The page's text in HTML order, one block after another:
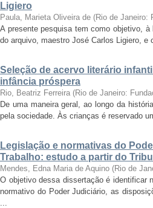
Ligiero
Paula, Marieta Oliveira de (Rio de Janeiro:
A presente pesquisa tem como objetivo,
do arquivo, maestro José Carlos Ligiero,
Seleção de acervo literário
infância próspera
Rio, Beatriz Ferreira (Rio de Janeiro:
De uma maneira geral, ao longo da
pela sociedade. Às crianças é reservado
Legislação e normativas do
Trabalho: estudo a partir do
Mendes, Edna Maria de Aquino (Rio de
O objetivo dessa dissertação é identificar
normativo do Poder Judiciário, as
...